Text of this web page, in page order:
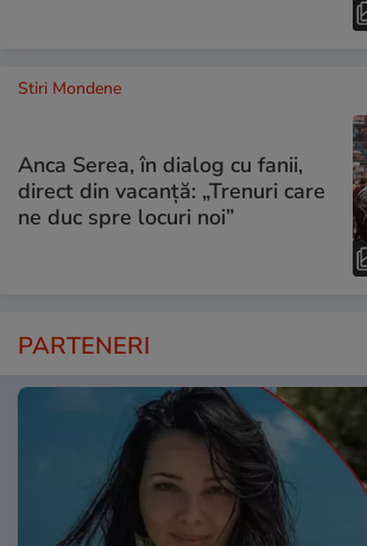
Stiri Mondene
Anca Serea, în dialog cu fanii,
direct din vacanță: „Trenuri care
ne duc spre locuri noi”
PARTENERI